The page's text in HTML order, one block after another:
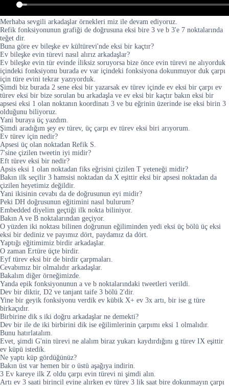
Merhaba sevgili arkadaşlar örnekleri miz ile devam ediyoruz.
Refik fonksiyonunun grafiği de doğrusuna eksi bire 3 ve b 3'e 7 noktalarında
teğet dir.
Buna göre ev bileşke ev kültürevi'nde eksi bir kaçtır?
Ev bileşke evin türevi nasıl alırız arkadaşlar?
Ev bileşke evin tür evinde i̇liksiz soruyorsa bize önce evin türevi ne alıyorduk
içindeki fonksiyonu burada ev var içindeki fonksiyona dokunmuyor duk çarpı
için türe evini tekrar yazıyorduk.
Şimdi biz burada 2 sene eksi bir yazarsak ev türev içinde ev eksi bir çarpı ev
türev eksi bir bize sorulan bu arkadaşla ve ev eksi bir kaçtır bakın eksi bir
apsesi eksi 1 olan noktanın koordinatı 3 ve bu eğrinin üzerinde ise eksi birin 3
olduğunu biliyoruz.
Yani buraya üç yazdım.
Şimdi aradığım şey ev türev, üç çarpı ev türev eksi biri arıyorum.
Ev türev için nedir?
Apsesi üç olan noktadan Refik S.
7'sine çizilen tweetin iyi midir?
Eft türev eksi bir nedir?
Apsis eksi 1 olan noktadan fiks eğrisini çizilen T yeteneği midir?
Bakın ilk seçilir 3 hamsisi noktadan da X eşittir eksi bir apsesi noktadan da
çizilen heyetimiz değildir.
Yani ikisinin cevabı da de doğrusunun eyi midir?
Peki DH doğrusunun eğitimini nasıl bulurum?
Embedded diyelim geçtiği ilk nokta biliniyor.
Bakın A ve B noktalarından geçiyor.
O yüzden iki noktası bilinen doğrunun eğiliminden yedi eksi üç bölü üç eksi
eksi bir dediniz ve payımız dört, paydamız da dört.
Yaptığı eğitimimiz birdir arkadaşlar.
O zaman Ertüre üçte birdir.
Eyf türev eksi bir de birdir çarpmaları.
Cevabımız bir olmalıdır arkadaşlar.
Bakalım diğer örneğimizde.
Yanda epik fonksiyonunun a ve b noktalarındaki tweetleri verildi.
Dev bir diktir, D2 ve tanjant taife 3 bölü 2'dir.
Yine bir geyik fonksiyonu verdik ev kübik X+ ev 3x artı, bir ise g türe
birkaçıdır.
Birbirine dik s iki doğru arkadaşlar ne demekti?
Dev bir ile de iki birbirini dik ise eğilimlerinin çarpımı eksi 1 olmalıdır.
Bunu hatırlatalım.
Evet, şimdi G'nin türevi ne alalım biraz yukarı kaydırdığını g türev IX eşittir
ev küpü istedik.
Ne yaptı küp gördüğünüz?
Bakın üst var hemen bir o üstü aşağıya indirin.
3 Ev kareye ilk Z oldu çarpı evin türevi ni şimdi alın.
Artı ev 3 saati birincil evine alırken ev türev 3 lik saat bire dokunmayın çarpı